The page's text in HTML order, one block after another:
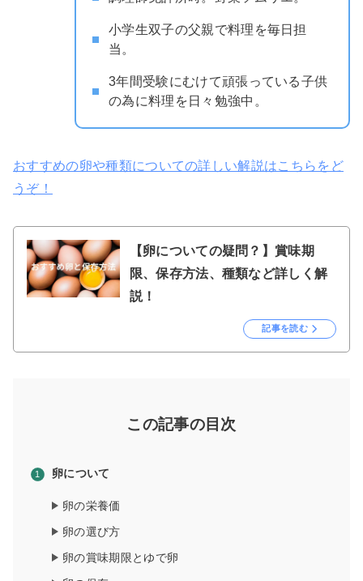
小学生双子の父親で料理を毎日担
当。
3年間受験にむけて頑張っている子供
の為に料理を日々勉強中。
おすすめの卵や種類についての詳しい解説はこちらをど
うぞ！
【卵についての疑問？】賞味期
限、保存方法、種類など詳しく解
説！
記事を読む
この記事の目次
卵について
卵の栄養価
卵の選び方
卵の賞味期限とゆで卵